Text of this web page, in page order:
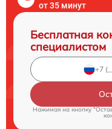
от 35 минут
Бесплатная
специалистом
Нажимая на кнопку